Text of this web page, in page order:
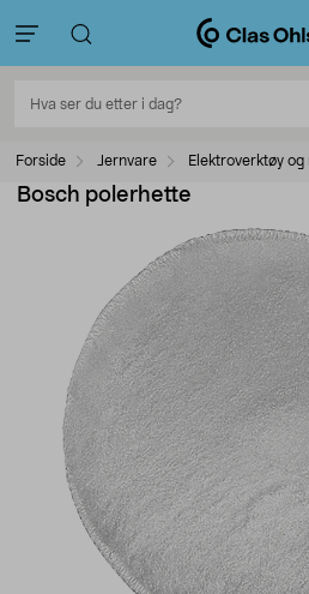
Forside Jernvare Elektroverktøy og
Bosch polerhette